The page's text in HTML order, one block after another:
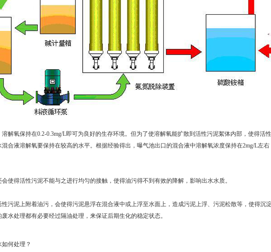
解氧保持在0.2-0.3mg/L即可为良好的生存环境。但为了使溶解氧能扩散到活性污泥絮体内部，使得活
合液溶解氧要保持在较高的水平。根据经验得出，曝气池出口的混合液中溶解氧浓度保持在2mg/L左
使得活性污泥不能与之进行均匀的接触，使得油污得不到有效的降解，影响出水水质。
污泥上附着油污，会使得污泥悬浮在混合液中或上浮至水面上，造成污泥上浮、污泥松散等，使得沉
水处理都有必要经过隔油处理，来保证后期生化的稳定状态。
何处理？